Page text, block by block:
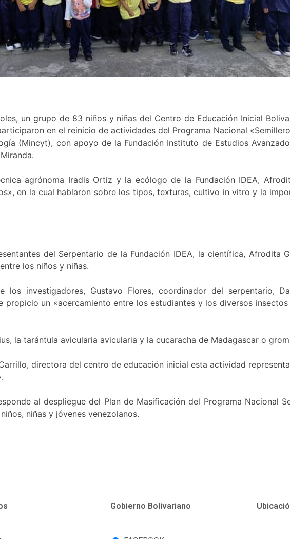
un grupo de 83 niños y niñas del Centro de Educación Inicial
en el reinicio de actividades del Programa Nacional
(Mincyt), con apoyo de la Fundación Instituto de Estudios
agrónoma Iradis Ortiz y la ecólogo de la Fundación IDEA,
en la cual hablaron sobre los tipos, texturas, cultivo in vitro y la
del Serpentario de la Fundación IDEA, la científica, Afrodita
los niños y niñas.
los investigadores, Gustavo Flores, coordinador del serpentario,
propicio un «acercamiento entre los estudiantes y los diversos
la tarántula avicularia avicularia y la cucaracha de Madagascar o
directora del centro de educación inicial esta actividad
al despliegue del Plan de Masificación del Programa Nacional
niñas y jóvenes venezolanos.
Gobierno Bolivariano